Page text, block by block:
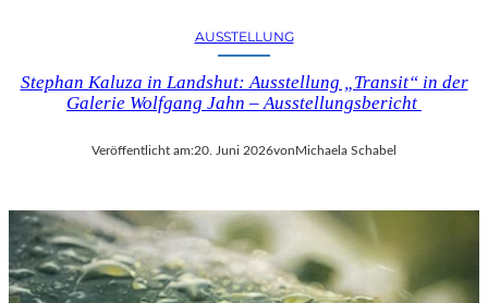
AUSSTELLUNG
Stephan Kaluza in Landshut: Ausstellung „Transit“ in der
Galerie Wolfgang Jahn – Ausstellungsbericht
Veröffentlicht am:20. Juni 2026von Michaela Schabel